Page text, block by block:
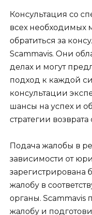
Консультация со
всех необходимых
обратиться за
Scammavis. Они
делах и могут
подход к каждой
консультации
шансы на успех и
стратегии возврата
Подача жалобы в
зависимости от
зарегистрирована
жалобу в
органы. Scammavis
жалобу и